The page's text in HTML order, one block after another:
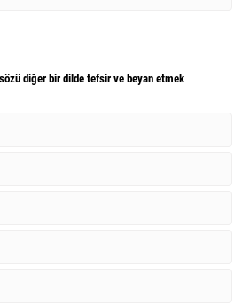
diğer bir dilde tefsir ve beyan etmek